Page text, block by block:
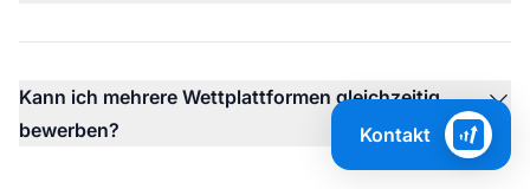
Kann ich mehrere Wettplattformen gleichzeitig
bewerben?
Kontakt